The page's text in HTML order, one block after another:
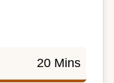
20 Mins